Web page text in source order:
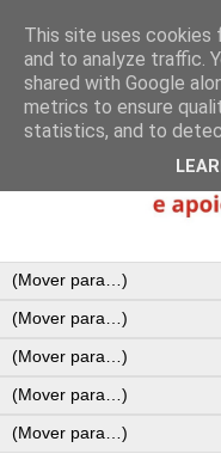
This site uses cookies
and to analyze traffic.
shared with Google
metrics to ensure
statistics, and to